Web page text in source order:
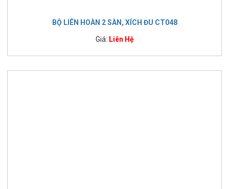
BỘ LIÊN HOÀN 2 SÀN, XÍCH ĐU CT048
Giá: Liên Hệ